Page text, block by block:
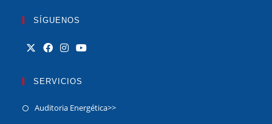
SÍGUENOS
SERVICIOS
Auditoria Energética>>